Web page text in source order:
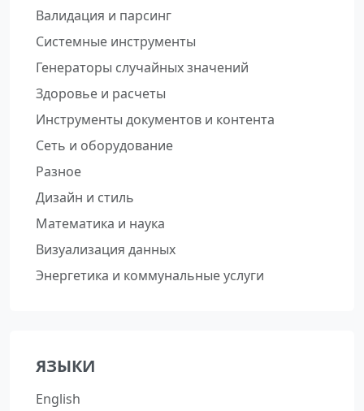
Валидация и парсинг
Системные инструменты
Генераторы случайных значений
Здоровье и расчеты
Инструменты документов и контента
Сеть и оборудование
Разное
Дизайн и стиль
Математика и наука
Визуализация данных
Энергетика и коммунальные услуги
ЯЗЫКИ
English